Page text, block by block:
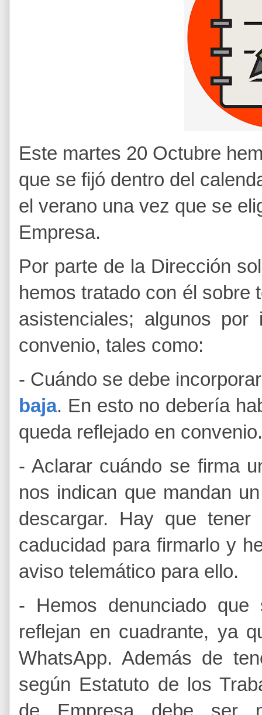
Este martes 20 Octubre
que se fijó dentro del
el verano una vez que se
Empresa.
Por parte de la Dirección
hemos tratado con él sobre
asistenciales; algunos
convenio, tales como:
- Cuándo se debe
baja. En esto no debería
queda reflejado en convenio.
- Aclarar cuándo se firma
nos indican que mandan
descargar. Hay que
caducidad para firmarlo y
aviso telemático para ello.
- Hemos denunciado
reflejan en cuadrante, ya
WhatsApp. Además de
según Estatuto de los